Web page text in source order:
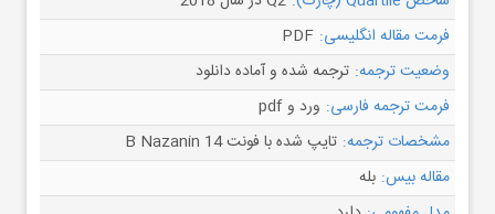
فرمت مقاله انگلیسی: PDF
وضعیت ترجمه: ترجمه شده و آماده دانلود
فرمت ترجمه فارسی: ورد و pdf
مشخصات ترجمه: تایپ شده با فونت B Nazanin 14
مقاله بیس: بله